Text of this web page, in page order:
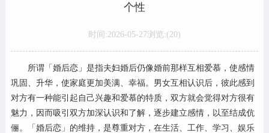
实体娃娃
娃娃知识
两性科普
美女图片
个性
时间:2026-05-27浏览:(20)
所谓「婚后恋」是指夫妇婚后仍像婚前那样互相爱慕，使感情
巩固、升华，使家庭更加美满、幸福。男女互相认识后，彼此感到
对方有一种能引起自己兴趣和爱慕的特质，双方就会觉得对方很有
魅力，因而吸引双方加深认识和了解，逐步建立感情，以至结成伉
俪。「婚后恋」的维持，是尊重对方，在生活、工作、学习、娱乐